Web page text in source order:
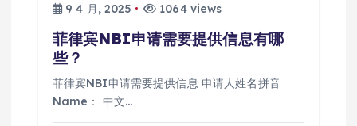
9 4 月, 2025
1064 views
菲律宾NBI申请需要提供信息有哪
些？
菲律宾NBI申请需要提供信息 申请人姓名拼音
Name： 中文…